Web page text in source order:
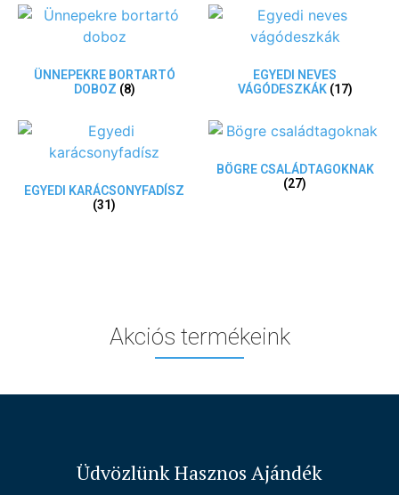
ÜNNEPEKRE BORTARTÓ
DOBOZ (8)
EGYEDI NEVES
VÁGÓDESZKÁK (17)
EGYEDI KARÁCSONYFADÍSZ
(31)
BÖGRE CSALÁDTAGOKNAK
(27)
Akciós termékeink
Üdvözlünk Hasznos Ajándék